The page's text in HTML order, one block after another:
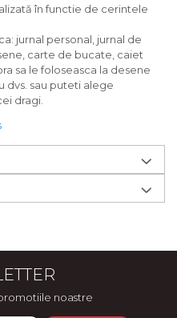
în functie de cerintele
jurnal personal, jurnal de
carte de bucate, caiet
sa le foloseasca la desene
dvs. sau puteti alege
dragi.
noastre